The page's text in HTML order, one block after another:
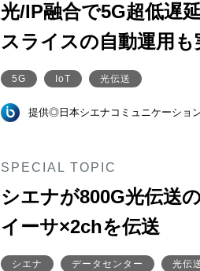
光/IP融合で5G超低遅
スライスの自動運用も
5G IoT 光伝送
提供◎日本シエナコミュニケーショ
SPECIAL TOPIC
シエナが800G光伝送
イーサ×2chを伝送
シエナ データセンター 光伝